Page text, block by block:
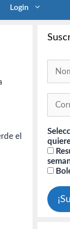
Login
el